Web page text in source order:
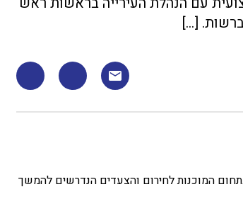
[…]
המוכנות לחירום והצעדים הנדרשים להמשך